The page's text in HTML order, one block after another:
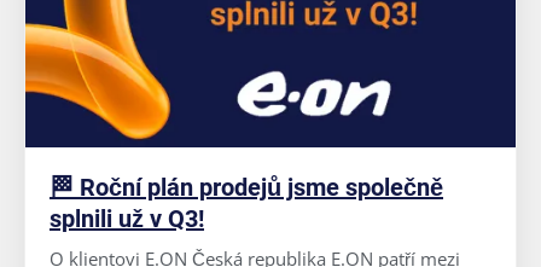
🏁 Roční plán prodejů jsme společně
splnili už v Q3!
O klientovi E.ON Česká republika E.ON patří mezi